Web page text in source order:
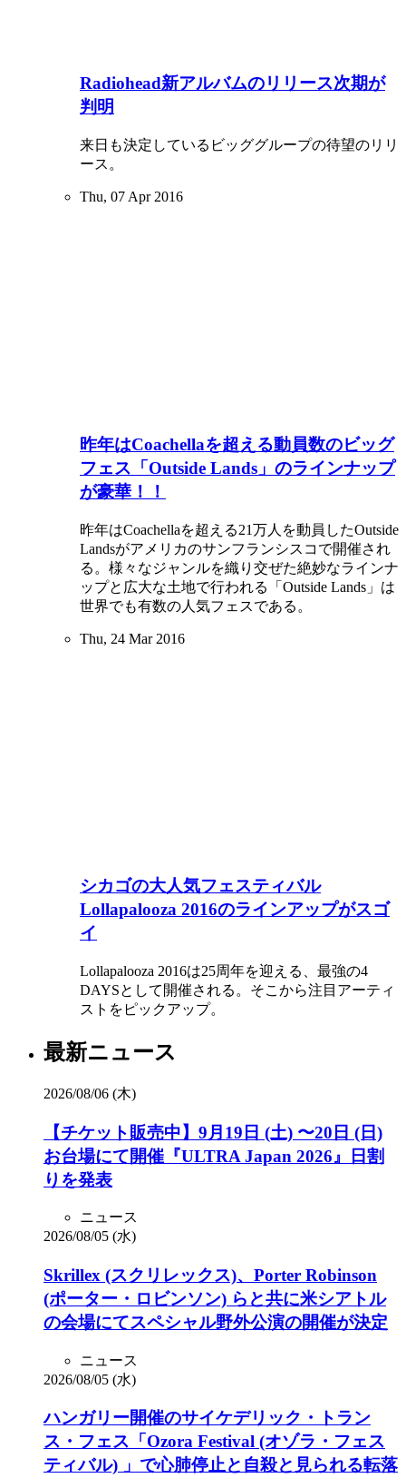
Radiohead新アルバムのリリース次期が
判明
来日も決定しているビッググループの待望のリリ
ース。
Thu, 07 Apr 2016
昨年はCoachellaを超える動員数のビッグ
フェス「Outside Lands」のラインナップ
が豪華！！
昨年はCoachellaを超える21万人を動員したOutside
Landsがアメリカのサンフランシスコで開催され
る。様々なジャンルを織り交ぜた絶妙なラインナ
ップと広大な土地で行われる「Outside Lands」は
世界でも有数の人気フェスである。
Thu, 24 Mar 2016
シカゴの大人気フェスティバル
Lollapalooza 2016のラインアップがスゴ
イ
Lollapalooza 2016は25周年を迎える、最強の4
DAYSとして開催される。そこから注目アーティ
ストをピックアップ。
最新ニュース
2026/08/06 (木)
【チケット販売中】9月19日 (土) 〜20日 (日)
お台場にて開催『ULTRA Japan 2026』日割
りを発表
ニュース
2026/08/05 (水)
Skrillex (スクリレックス)、Porter Robinson
(ポーター・ロビンソン) らと共に米シアトル
の会場にてスペシャル野外公演の開催が決定
ニュース
2026/08/05 (水)
ハンガリー開催のサイケデリック・トラン
ス・フェス「Ozora Festival (オゾラ・フェス
ティバル) 」で心肺停止と自殺と見られる転落